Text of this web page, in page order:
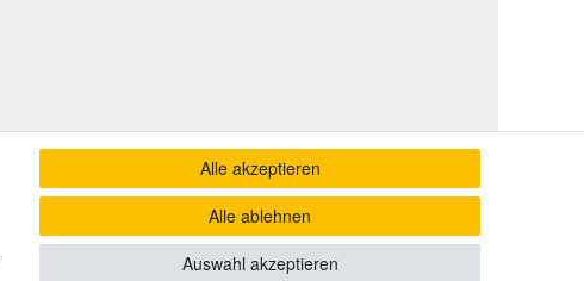
Alle akzeptieren
Alle ablehnen
Auswahl akzeptieren